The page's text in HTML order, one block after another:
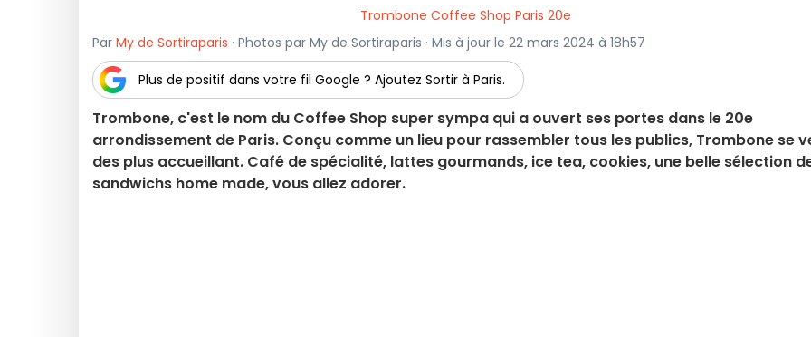
Trombone Coffee Shop Paris 20e
Par My de Sortiraparis · Photos par My de Sortiraparis · Mis à jour le 22 mars 2024 à 18h57
Plus de positif dans votre fil Google ? Ajoutez Sortir à Paris.
Trombone, c'est le nom du Coffee Shop super sympa qui a ouvert ses portes dans le 20e
arrondissement de Paris. Conçu comme un lieu pour rassembler tous les publics, Trombone se
des plus accueillant. Café de spécialité, lattes gourmands, ice tea, cookies, une belle sélection
sandwichs home made, vous allez adorer.